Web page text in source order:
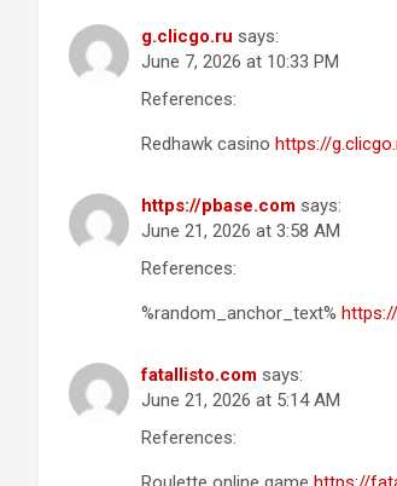
g.clicgo.ru says:
June 7, 2026 at 10:33 PM
References:
Redhawk casino https://
https://pbase.com says:
June 21, 2026 at 3:58 AM
References:
%random_anchor_text%
fatallisto.com says:
June 21, 2026 at 5:14 AM
References: